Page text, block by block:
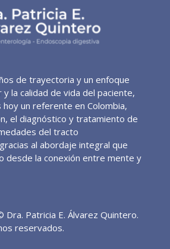
de trayectoria y un enfoque
la calidad de vida del paciente,
hoy un referente en Colombia,
el diagnóstico y tratamiento de
del tracto
al abordaje integral que
desde la conexión entre mente y
Patricia E. Álvarez Quintero.
reservados.